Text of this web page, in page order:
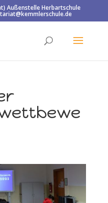
Außenstelle Herbartschule